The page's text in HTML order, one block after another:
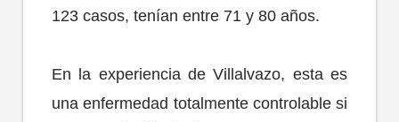
123 casos, tenían entre 71 y 80 años.
En la experiencia de Villalvazo, esta es
una enfermedad totalmente controlable si